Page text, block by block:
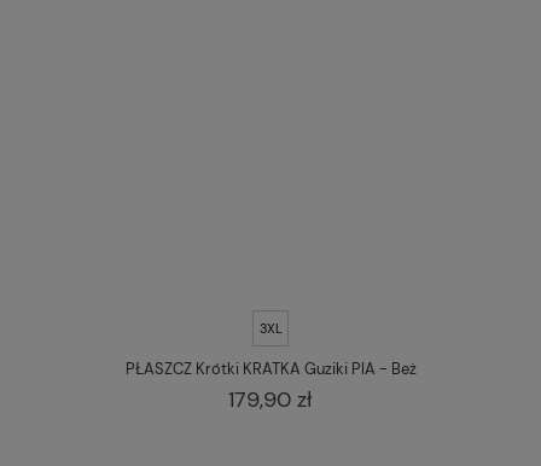
3XL
PŁASZCZ Krótki KRATKA Guziki PIA - Beż
179,90 zł